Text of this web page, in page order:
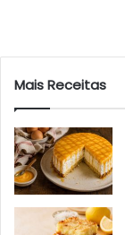
Mais Receitas